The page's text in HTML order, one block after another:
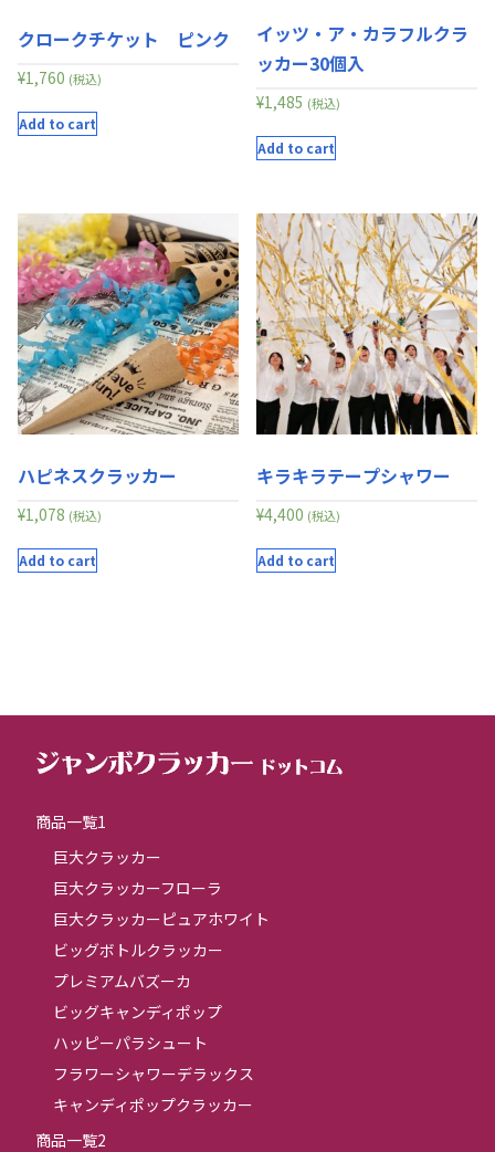
クロークチケット ピンク
¥1,760 (税込)
Add to cart
イッツ・ア・カラフルクラ
ッカー30個入
¥1,485 (税込)
Add to cart
ハピネスクラッカー
¥1,078 (税込)
Add to cart
キラキラテープシャワー
¥4,400 (税込)
Add to cart
商品一覧1
巨大クラッカー
巨大クラッカーフローラ
巨大クラッカーピュアホワイト
ビッグボトルクラッカー
プレミアムバズーカ
ビッグキャンディポップ
ハッピーパラシュート
フラワーシャワーデラックス
キャンディポップクラッカー
商品一覧2